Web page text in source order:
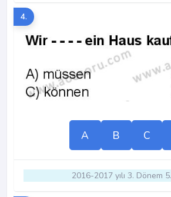
4.
A B C
2016-2017 yılı 3. Dönem